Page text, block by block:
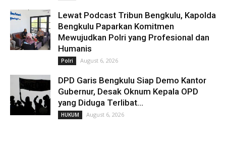
Lewat Podcast Tribun Bengkulu, Kapolda
Bengkulu Paparkan Komitmen
Mewujudkan Polri yang Profesional dan
Humanis
Polri August 6, 2026
DPD Garis Bengkulu Siap Demo Kantor
Gubernur, Desak Oknum Kepala OPD
yang Diduga Terlibat...
HUKUM August 6, 2026